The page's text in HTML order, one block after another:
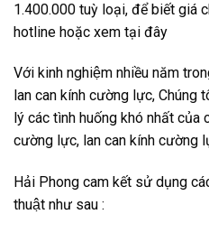
1.400.000 tuỳ loại, để biết giá
hotline hoặc xem tại đây
Với kinh nghiệm nhiều năm
lan can kính cường lực,
lý các tình huống khó nhất của
cường lực, lan can kính cường
Hải Phong cam kết sử dụng
thuật như sau :